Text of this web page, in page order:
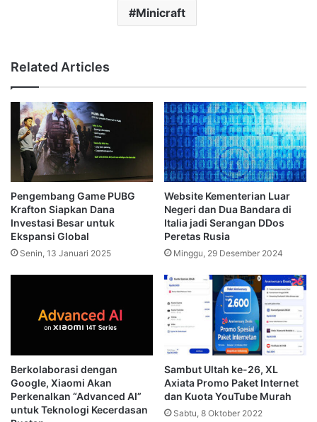
Minicraft
Related Articles
Pengembang Game PUBG
Krafton Siapkan Dana
Investasi Besar untuk
Ekspansi Global
Senin, 13 Januari 2025
Website Kementerian Luar
Negeri dan Dua Bandara di
Italia jadi Serangan DDos
Peretas Rusia
Minggu, 29 Desember 2024
Berkolaborasi dengan
Google, Xiaomi Akan
Perkenalkan “Advanced AI”
untuk Teknologi Kecerdasan
Sambut Ultah ke-26, XL
Axiata Promo Paket Internet
dan Kuota YouTube Murah
Sabtu, 8 Oktober 2022